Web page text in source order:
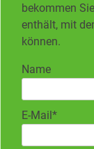
bekommen
enthält, mit
können.
Name
E-Mail*